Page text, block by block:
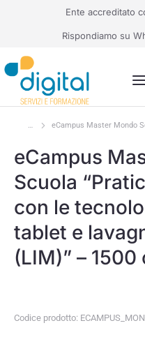
Ente accreditato
Rispondiamo su
Tu sei qui:eCampus Master Mondo
eCampus
Scuola
con le
tablet e
(LIM)” – 1500
Codice prodotto: